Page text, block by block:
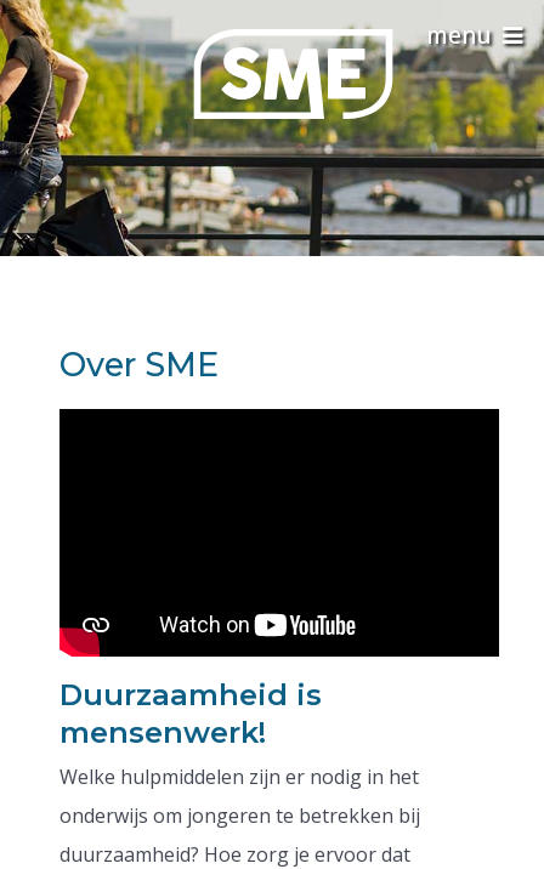
Over SME
Duurzaamheid is
mensenwerk!
Welke hulpmiddelen zijn er nodig in het
onderwijs om jongeren te betrekken bij
duurzaamheid? Hoe zorg je ervoor dat